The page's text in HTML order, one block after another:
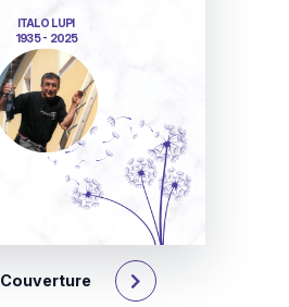
ITALO LUPI
1935 - 2025
Couverture